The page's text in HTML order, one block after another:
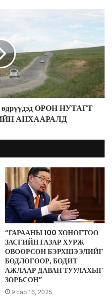
ОРОН НУТАГТ
АНХААРАЛД
“ГАРААНЫ 100 ХОНОГТОО
ЗАСГИЙН ГАЗАР ХУРЖ
ОВООРСОН БЭРХШЭЭЛИЙГ
БОДЛОГООР, БОДИТ
АЖЛААР ДАВАН ТУУЛАХЫГ
ЗОРЬСОН”
9 сар 16, 2025